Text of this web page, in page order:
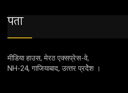
पता
मीडिया हाउस, मेरठ एक्‍सप्रेस-वे,
NH-24, गाजियाबाद, उत्‍तर प्रदेेेेश ।